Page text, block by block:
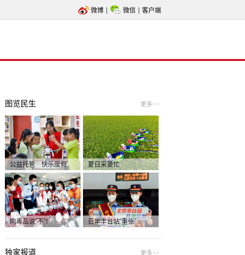
微博 微信 客户端
图览民生 更多>>
公益托管 快乐度假 夏日采菱忙
向毒品说“不”！ 百年丰台站“重张”
独家报道 更多>>